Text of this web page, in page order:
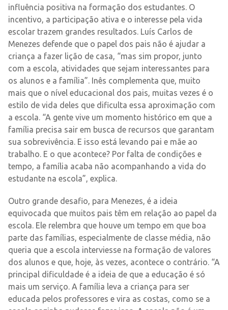
influência positiva na formação dos estudantes. O
incentivo, a participação ativa e o interesse pela vida
escolar trazem grandes resultados. Luís Carlos de
Menezes defende que o papel dos pais não é ajudar a
criança a fazer lição de casa, “mas sim propor, junto
com a escola, atividades que sejam interessantes para
os alunos e a família”. Inês complementa que, muito
mais que o nível educacional dos pais, muitas vezes é o
estilo de vida deles que dificulta essa aproximação com
a escola. “A gente vive um momento histórico em que a
família precisa sair em busca de recursos que garantam
sua sobrevivência. E isso está levando pai e mãe ao
trabalho. E o que acontece? Por falta de condições e
tempo, a família acaba não acompanhando a vida do
estudante na escola”, explica.
Outro grande desafio, para Menezes, é a ideia
equivocada que muitos pais têm em relação ao papel da
escola. Ele relembra que houve um tempo em que boa
parte das famílias, especialmente de classe média, não
queria que a escola interviesse na formação de valores
dos alunos e que, hoje, às vezes, acontece o contrário. “A
principal dificuldade é a ideia de que a educação é só
mais um serviço. A família leva a criança para ser
educada pelos professores e vira as costas, como se a